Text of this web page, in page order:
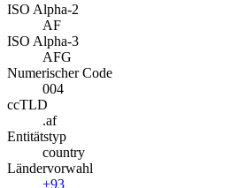
ISO Alpha-2
AF
ISO Alpha-3
AFG
Numerischer Code
004
ccTLD
.af
Entitätstyp
country
Ländervorwahl
+93